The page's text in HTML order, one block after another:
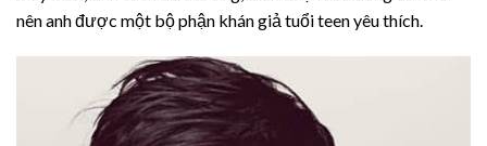
nên anh được một bộ phận khán giả tuổi teen yêu thích.